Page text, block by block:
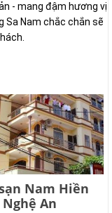
- mang đậm hương vị
Sa Nam chắc chắn sẽ
Nam Hiền
An